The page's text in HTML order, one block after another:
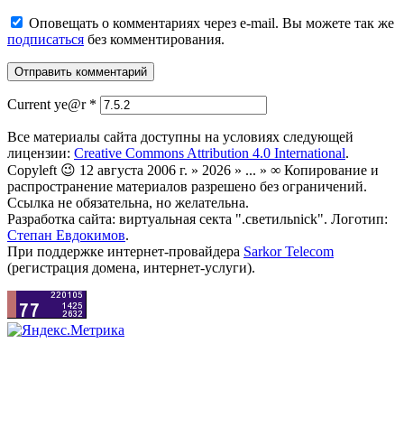
Оповещать о комментариях через e-mail. Вы можете так же
подписаться без комментирования.
Current ye@r *
Все материалы сайта доступны на условиях следующей
лицензии: Creative Commons Attribution 4.0 International.
Copyleft 😉 12 августа 2006 г. » 2026 » ... » ∞ Копирование и
распространение материалов разрешено без ограничений.
Ссылка не обязательна, но желательна.
Разработка сайта: виртуальная секта ".светильnick". Логотип:
Степан Евдокимов.
При поддержке интернет-провайдера Sarkor Telecom
(регистрация домена, интернет-услуги).